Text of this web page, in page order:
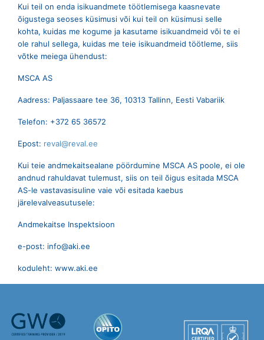
Kui teil on enda isikuandmete töötlemisega kaasnevate
õigustega seoses küsimusi või kui teil on küsimusi selle
kohta, kuidas me kogume ja kasutame isikuandmeid või te ei
ole rahul sellega, kuidas me teie isikuandmeid töötleme, siis
võtke meiega ühendust:
MSCA AS
Aadress: Paljassaare tee 36, 10313 Tallinn, Eesti Vabariik
Telefon: +372 65 36572
Epost: reval@reval.ee
Kui teie andmekaitsealane pöördumine MSCA AS poole, ei ole
andnud rahuldavat tulemust, siis on teil õigus esitada MSCA
AS-le vastavasisuline vaie või esitada kaebus
järelevalveasutusele:
Andmekaitse Inspektsioon
e-post: info@aki.ee
koduleht: www.aki.ee